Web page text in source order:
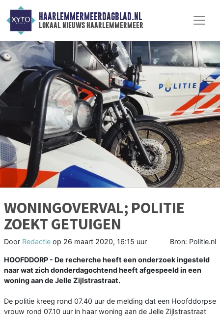
HAARLEMMERMEERDAGBLAD.NL
lokaal nieuws haarlemmermeer
WONINGOVERVAL; POLITIE
ZOEKT GETUIGEN
Door Redactie op 26 maart 2020, 16:15 uur Bron: Politie.nl
HOOFDDORP - De recherche heeft een onderzoek ingesteld
naar wat zich donderdagochtend heeft afgespeeld in een
woning aan de Jelle Zijlstrastraat.
De politie kreeg rond 07.40 uur de melding dat een Hoofddorpse
vrouw rond 07.10 uur in haar woning aan de Jelle Zijlstrastraat